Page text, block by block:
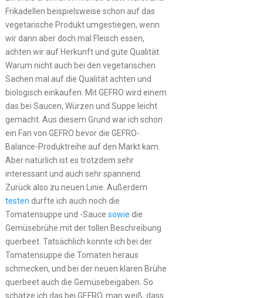
Frikadellen beispielsweise schon auf das
vegetarische Produkt umgestiegen, wenn
wir dann aber doch mal Fleisch essen,
achten wir auf Herkunft und gute Qualität.
Warum nicht auch bei den vegetarischen
Sachen mal auf die Qualität achten und
biologisch einkaufen. Mit GEFRO wird einem
das bei Saucen, Würzen und Suppe leicht
gemacht. Aus diesem Grund war ich schon
ein Fan von GEFRO bevor die GEFRO-
Balance-Produktreihe auf den Markt kam.
Aber natürlich ist es trotzdem sehr
interessant und auch sehr spannend.
Zurück also zu neuen Linie. Außerdem
testen durfte ich auch noch die
Tomatensuppe und -Sauce sowie die
Gemüsebrühe mit der tollen Beschreibung
querbeet. Tatsächlich konnte ich bei der
Tomatensuppe die Tomaten heraus
schmecken, und bei der neuen klaren Brühe
querbeet auch die Gemüsebeigaben. So
schätze ich das bei GEFRO, man weiß, dass